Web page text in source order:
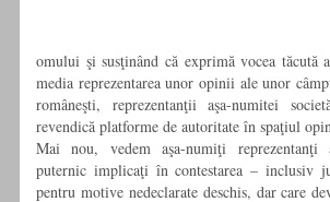
omului şi susţinând că exprimă vocea tăcută
media reprezentarea unor opinii ale unor
româneşti, reprezentanţii aşa-numitei
revendică platforme de autoritate în spaţiul
Mai nou, vedem aşa-numiţi
puternic implicaţi în contestarea – inclusiv
pentru motive nedeclarate deschis, dar care